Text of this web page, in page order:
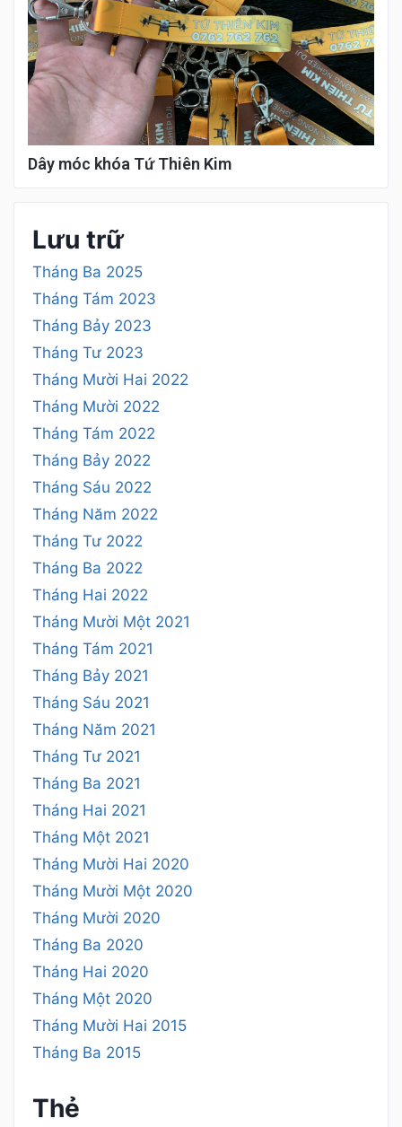
Dây móc khóa Tứ Thiên Kim
Lưu trữ
Tháng Ba 2025
Tháng Tám 2023
Tháng Bảy 2023
Tháng Tư 2023
Tháng Mười Hai 2022
Tháng Mười 2022
Tháng Tám 2022
Tháng Bảy 2022
Tháng Sáu 2022
Tháng Năm 2022
Tháng Tư 2022
Tháng Ba 2022
Tháng Hai 2022
Tháng Mười Một 2021
Tháng Tám 2021
Tháng Bảy 2021
Tháng Sáu 2021
Tháng Năm 2021
Tháng Tư 2021
Tháng Ba 2021
Tháng Hai 2021
Tháng Một 2021
Tháng Mười Hai 2020
Tháng Mười Một 2020
Tháng Mười 2020
Tháng Ba 2020
Tháng Hai 2020
Tháng Một 2020
Tháng Mười Hai 2015
Tháng Ba 2015
Thẻ